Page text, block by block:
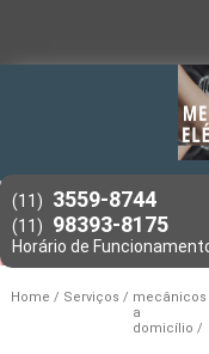
(11) 3559-8744
(11) 98393-8175
Home Serviços
mecânicos
a
domicílio